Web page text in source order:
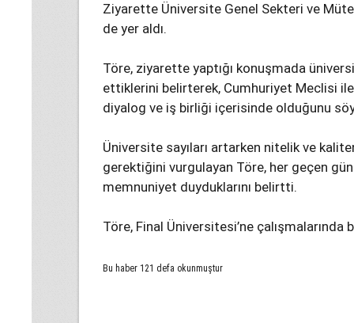
Ziyarette Üniversite Genel Sekteri ve
de yer aldı.
Töre, ziyarette yaptığı konuşmada
ettiklerini belirterek, Cumhuriyet Meclisi
diyalog ve iş birliği içerisinde olduğunu
Üniversite sayıları artarken nitelik ve
gerektiğini vurgulayan Töre, her geçen
memnuniyet duyduklarını belirtti.
Töre, Final Üniversitesi’ne çalışmalarında
Bu haber 121 defa okunmuştur